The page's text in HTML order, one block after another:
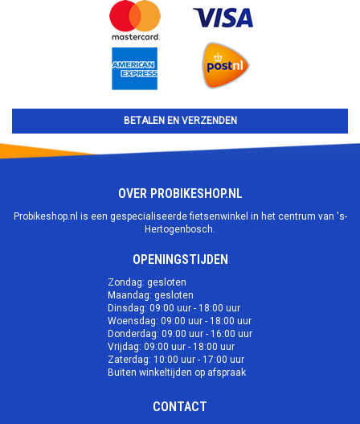
BETALEN EN VERZENDEN
OVER PROBIKESHOP.NL
Probikeshop.nl is een gespecialiseerde fietsenwinkel in het centrum van 's-
Hertogenbosch.
OPENINGSTIJDEN
Zondag: gesloten
Maandag: gesloten
Dinsdag: 09:00 uur - 18:00 uur
Woensdag: 09:00 uur - 18:00 uur
Donderdag: 09:00 uur - 16:00 uur
Vrijdag: 09:00 uur - 18:00 uur
Zaterdag: 10:00 uur - 17:00 uur
Buiten winkeltijden op afspraak
CONTACT